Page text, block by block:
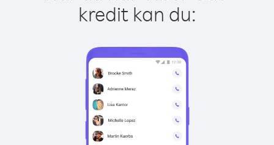
kredit kan du: